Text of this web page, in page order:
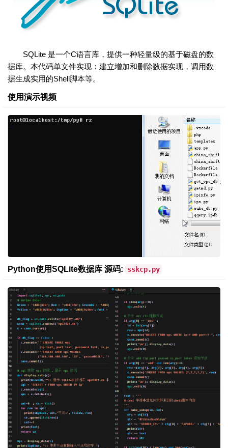
SQLite 是一个C语言库，提供一种轻量级的基于磁盘的数
据库。本代码单文件实现：建立增加和删除数据实现，调用数
据生成实用的Shell脚本等。
使用演示视频
Python使用SQLite数据库 源码: sskcp.py